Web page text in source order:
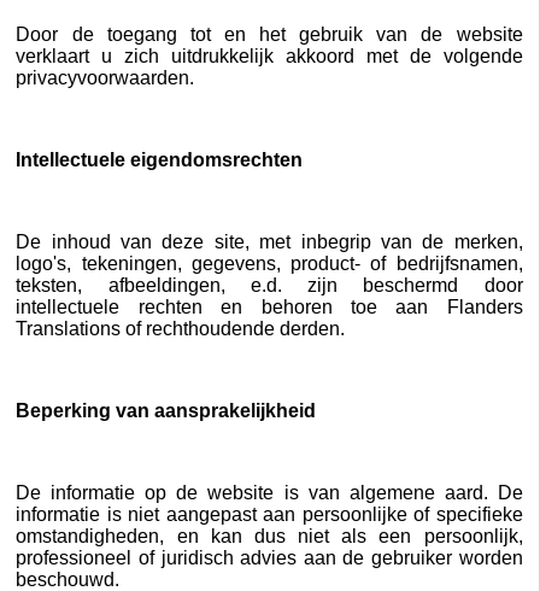
Door de toegang tot en het gebruik van de website
verklaart u zich uitdrukkelijk akkoord met de volgende
privacyvoorwaarden.
Intellectuele eigendomsrechten
De inhoud van deze site, met inbegrip van de merken,
logo's, tekeningen, gegevens, product- of bedrijfsnamen,
teksten, afbeeldingen, e.d. zijn beschermd door
intellectuele rechten en behoren toe aan Flanders
Translations of rechthoudende derden.
Beperking van aansprakelijkheid
De informatie op de website is van algemene aard. De
informatie is niet aangepast aan persoonlijke of specifieke
omstandigheden, en kan dus niet als een persoonlijk,
professioneel of juridisch advies aan de gebruiker worden
beschouwd.